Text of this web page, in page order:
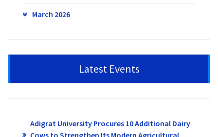
March 2026
Latest Events
Adigrat University Procures 10 Additional Dairy
Cows to Strengthen Its Modern Agricultural